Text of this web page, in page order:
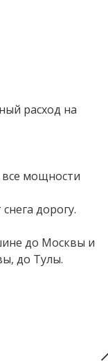
расход на
все мощности
дорогу.
до Москвы и
до Тулы.